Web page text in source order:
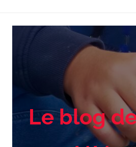
Le blog